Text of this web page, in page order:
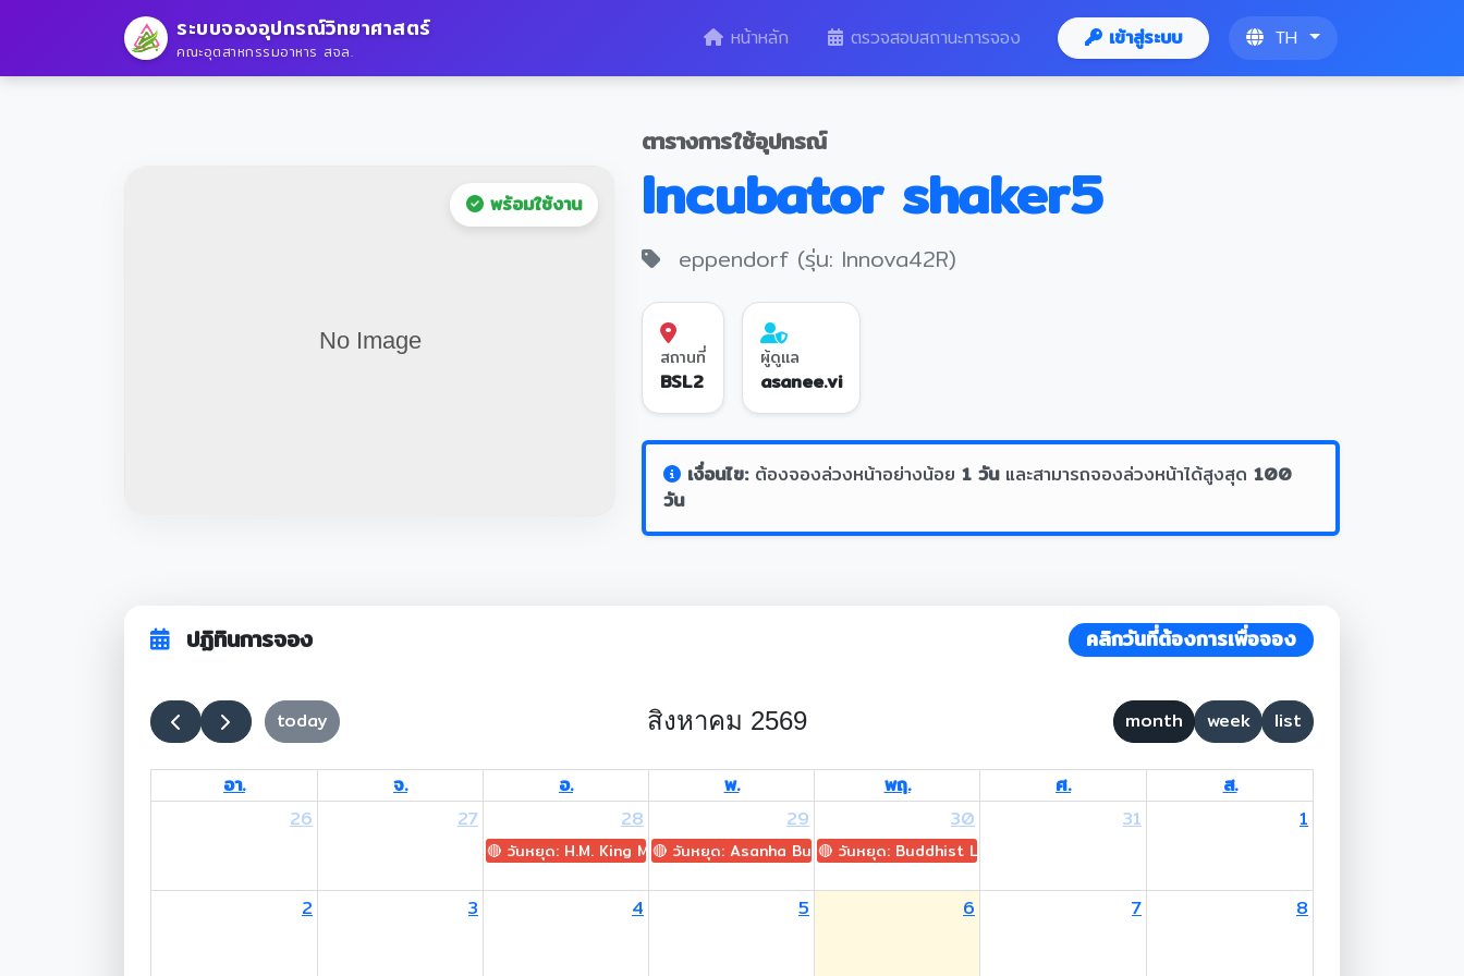
ระบบจองอุปกรณ์วิทยาศาสตร์
คณะอุตสาหกรรมอาหาร สจล.
หน้าหลัก ตรวจสอบสถานะการจอง เข้าสู่ระบบ TH
พร้อมใช้งาน
ตารางการใช้อุปกรณ์
Incubator shaker5
eppendorf (รุ่น: Innova42R)
สถานที่
BSL2
ผู้ดูแล
asanee.vi
เงื่อนไข:ต้องจองล่วงหน้าอย่างน้อย 1 วันและสามารถจองล่วงหน้าได้สูงสุด 100
วัน
ปฏิทินการจอง คลิกวันที่ต้องการเพื่อจอง
today สิงหาคม 2569 month week list
อา. จ. อ. พ. พฤ. ศ.
ส.
26
27 28
🔴 วันหยุด: H.M. King Maha Vajiralongkorn's Birthday
29
🔴 วันหยุด: Asanha Bucha Day
30
🔴 วันหยุด: Buddhist Lent Day
31 1
2 3 4 5 6 7 8